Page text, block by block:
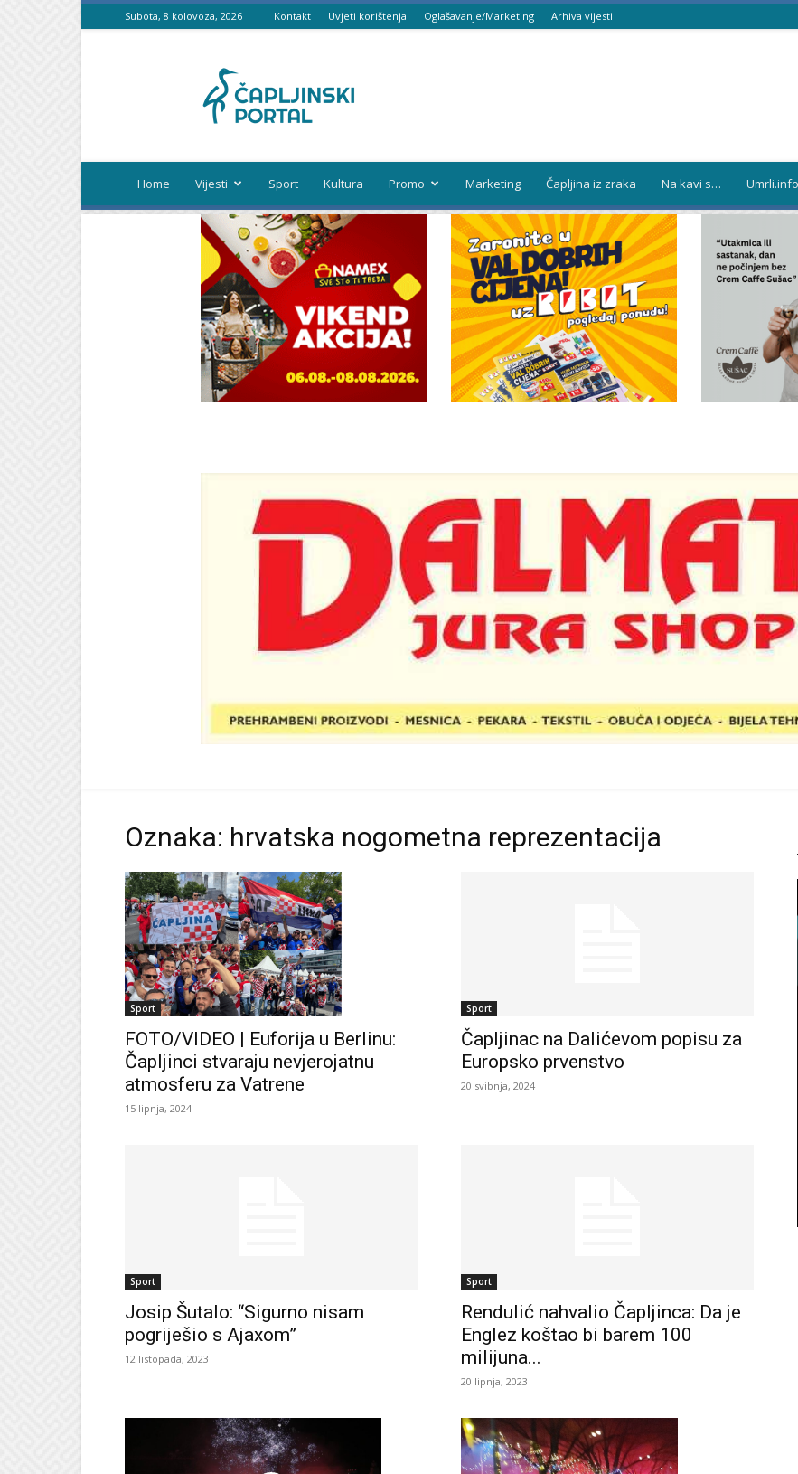
Subota, 8 kolovoza, 2026 Kontakt Uvjeti korištenja Oglašavanje/Marketing Arhiva vijesti
portal
Home Vijesti Sport Kultura Promo Marketing Čapljina iz zraka Na kavi s… Umrli.info
Oznaka: hrvatska nogometna reprezentacija
Sport
FOTO/VIDEO | Euforija u Berlinu:
Čapljinci stvaraju nevjerojatnu
atmosferu za Vatrene
15 lipnja, 2024
Sport
Čapljinac na Dalićevom popisu za
Europsko prvenstvo
20 svibnja, 2024
Sport
Josip Šutalo: “Sigurno nisam
pogriješio s Ajaxom”
12 listopada, 2023
Sport
Rendulić nahvalio Čapljinca: Da je
Englez koštao bi barem 100
milijuna...
20 lipnja, 2023